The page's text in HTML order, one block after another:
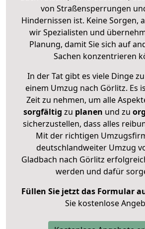
von Straßensperrungen
Hindernissen ist. Keine Sorgen,
wir Spezialisten und
Planung, damit Sie sich auf
Sachen konzentrieren
In der Tat gibt es viele Dinge
einem Umzug nach Görlitz. Es
Zeit zu nehmen, um alle
sorgfältig zu planen und zu
sicherzustellen, dass alles
Mit der richtigen
deutschlandweiter Umzug
Gladbach nach Görlitz
werden und dafür
Füllen Sie jetzt das Formular
Sie kostenlose